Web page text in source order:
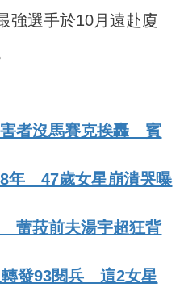
強選手於10月遠赴廈
者沒馬賽克挨轟 賓
年 47歲女星崩潰哭曝
蕾菈前夫湯宇超狂背
轉發93閱兵 這2女星